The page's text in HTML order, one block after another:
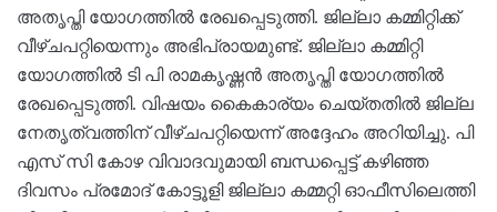
അതൃപ്തി യോഗത്തില്‍ രേഖപ്പെടുത്തി. ജില്ലാ കമ്മിറ്റിക്ക്
വീഴ്ചപറ്റിയെന്നും അഭിപ്രായമുണ്ട്. ജില്ലാ കമ്മിറ്റി
യോഗത്തില്‍ ടി പി രാമകൃഷ്ണന്‍ അതൃപ്തി യോഗത്തില്‍
രേഖപ്പെടുത്തി. വിഷയം കൈകാര്യം ചെയ്തതില്‍ ജില്ല
നേതൃത്വത്തിന് വീഴ്ചപറ്റിയെന്ന് അദ്ദേഹം അറിയിച്ചു. പി
എസ് സി കോഴ വിവാദവുമായി ബന്ധപ്പെട്ട് കഴിഞ്ഞ
ദിവസം പ്രമോദ് കോട്ടൂളി ജില്ലാ കമ്മറ്റി ഓഫീസിലെത്തി